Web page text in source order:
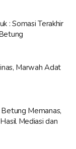
: Somasi Terakhir
Marwah Adat
Memanas,
Mediasi dan